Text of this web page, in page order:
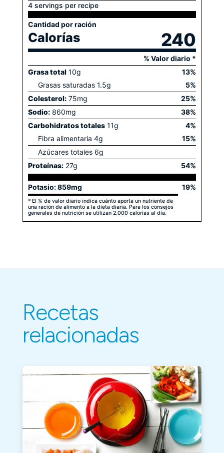
4 servings per recipe
Cantidad por ración
Calorías 240
% Valor diario *
Grasa total 10g 13%
Grasas saturadas 1.5g 5%
Colesterol: 75mg 25%
Sodio: 860mg 38%
Carbohidratos totales 11g 4%
Fibra alimentaria 4g 15%
Azúcares totales 6g
Proteínas: 27g 54%
Potasio:859mg 19%
* El % de valor diario indica cuánto aporta un nutriente de
una ración de alimento a la dieta diaria. Para los consejos
generales de nutrición se utilizan 2.000 calorías al día.
Recetas
relacionadas